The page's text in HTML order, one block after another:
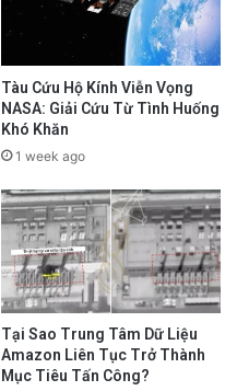
Tàu Cứu Hộ Kính Viễn Vọng
NASA: Giải Cứu Từ Tình Huống
Khó Khăn
1 week ago
Tại Sao Trung Tâm Dữ Liệu
Amazon Liên Tục Trở Thành
Mục Tiêu Tấn Công?